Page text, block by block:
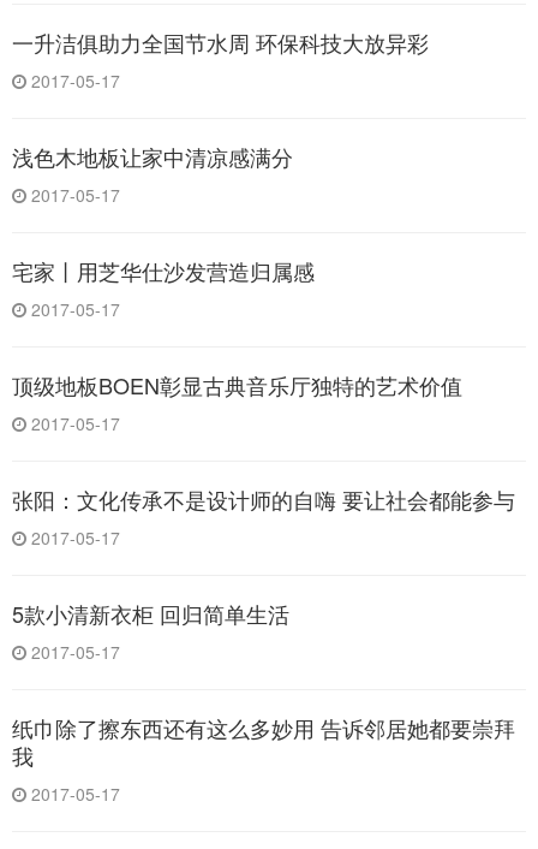
一升洁俱助力全国节水周 环保科技大放异彩
2017-05-17
浅色木地板让家中清凉感满分
2017-05-17
宅家丨用芝华仕沙发营造归属感
2017-05-17
顶级地板BOEN彰显古典音乐厅独特的艺术价值
2017-05-17
张阳：文化传承不是设计师的自嗨 要让社会都能参与
2017-05-17
5款小清新衣柜 回归简单生活
2017-05-17
纸巾除了擦东西还有这么多妙用 告诉邻居她都要崇拜
我
2017-05-17